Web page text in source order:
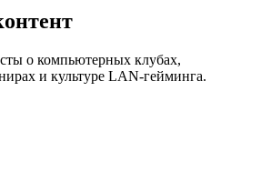
о компьютерных клубах,
и культуре LAN-гейминга.